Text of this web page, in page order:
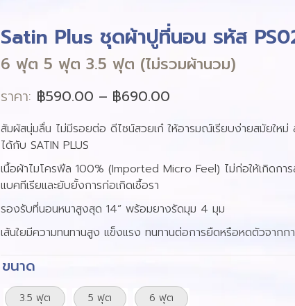
Satin Plus ชุดผ้าปูที่นอน รหัส
6 ฟุต 5 ฟุต 3.5 ฟุต (ไม่รวมผ้านวม)
ราคา: ฿590.00 – ฿690.00
สัมผัสนุ่มลื่น ไม่มีรอยต่อ ดีไซน์สวยเก๋ ให้อารมณ์เรียบง่ายสมัยใหม่
ได้กับ SATIN PLUS
เนื้อผ้าไมโครฟีล 100% (Imported Micro Feel) ไม่ก่อให้เกิดกา
แบคทีเรียและยับยั้งการก่อเกิดเชื้อรา
รองรับที่นอนหนาสูงสุด 14” พร้อมยางรัดมุม 4 มุม
เส้นใยมีความทนทานสูง แข็งแรง ทนทานต่อการยืดหรือหดตัวจากกา
ขนาด
3.5 ฟุต 5 ฟุต 6 ฟุต